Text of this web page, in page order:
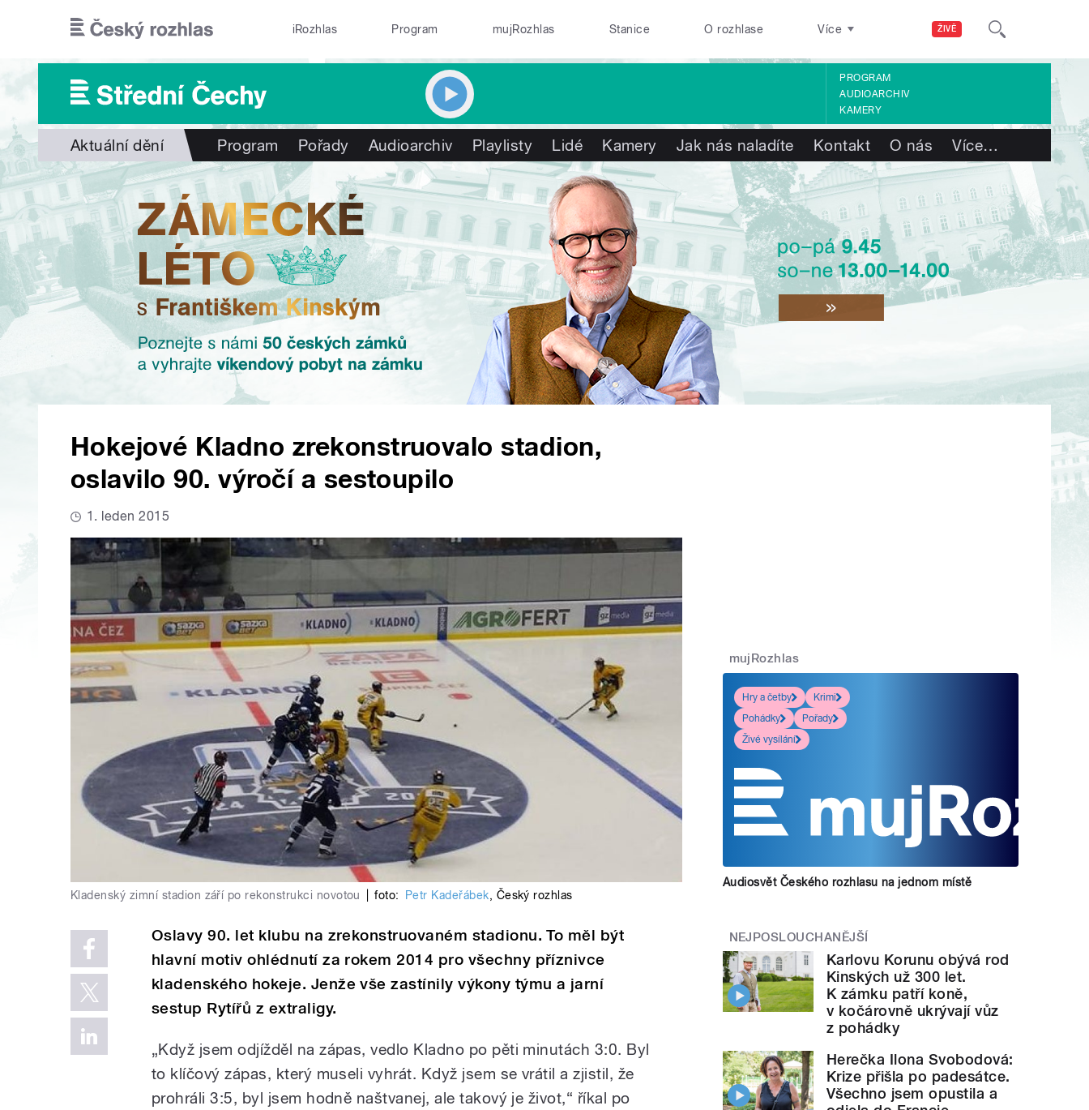
ŽIVĚ
iRozhlas Program mujRozhlas Stanice O rozhlase Více
PROGRAM
AUDIOARCHIV
KAMERY
Aktuální dění Program Pořady Audioarchiv Playlisty Lidé Kamery Jak nás naladíte Kontakt O nás Více…
Hokejové Kladno zrekonstruovalo stadion,
oslavilo 90. výročí a sestoupilo
1. leden 2015
Kladenský zimní stadion září po rekonstrukci novotou foto: Petr Kadeřábek, Český rozhlas
Oslavy 90. let klubu na zrekonstruovaném stadionu. To měl být
hlavní motiv ohlédnutí za rokem 2014 pro všechny příznivce
kladenského hokeje. Jenže vše zastínily výkony týmu a jarní
sestup Rytířů z extraligy.
„Když jsem odjížděl na zápas, vedlo Kladno po pěti minutách 3:0. Byl
to klíčový zápas, který museli vyhrát. Když jsem se vrátil a zjistil, že
prohráli 3:5, byl jsem hodně naštvanej, ale takový je život,“ říkal po
mujRozhlas
Hry a četby
Krimi
Pohádky
Pořady
Živé vysílání
Audiosvět Českého rozhlasu na jednom místě
NEJPOSLOUCHANĚJŠÍ
Karlovu Korunu obývá rod
Kinských už 300 let.
K zámku patří koně,
v kočárovně ukrývají vůz
z pohádky
Herečka Ilona Svobodová:
Krize přišla po padesátce.
Všechno jsem opustila a